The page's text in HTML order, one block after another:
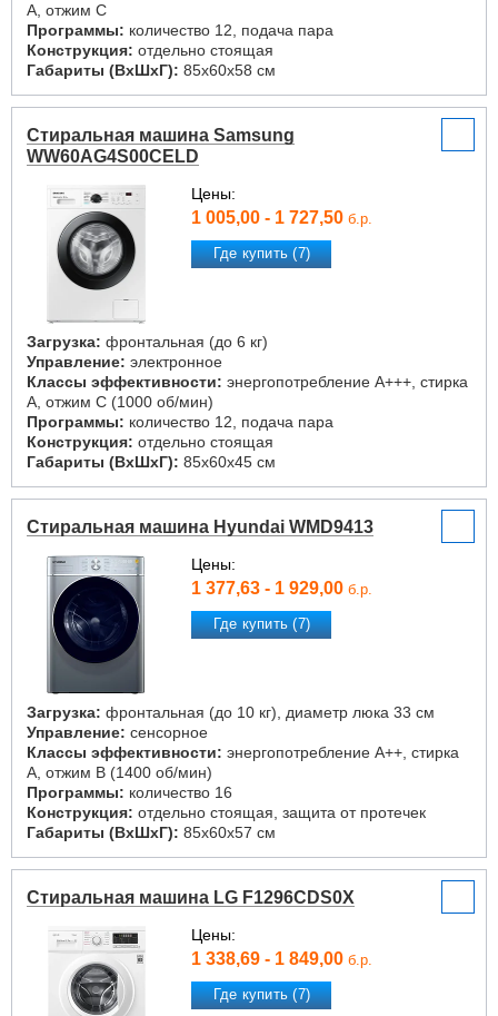
A, отжим C
Программы: количество 12, подача пара
Конструкция: отдельно стоящая
Габариты (ВxШxГ): 85x60x58 см
Стиральная машина Samsung
WW60AG4S00CELD
Цены:
1 005,00 - 1 727,50 б.р.
Где купить (7)
Загрузка: фронтальная (до 6 кг)
Управление: электронное
Классы эффективности: энергопотребление A+++, стирка
A, отжим C (1000 об/мин)
Программы: количество 12, подача пара
Конструкция: отдельно стоящая
Габариты (ВxШxГ): 85x60x45 см
Стиральная машина Hyundai WMD9413
Цены:
1 377,63 - 1 929,00 б.р.
Где купить (7)
Загрузка: фронтальная (до 10 кг), диаметр люка 33 см
Управление: сенсорное
Классы эффективности: энергопотребление A++, стирка
A, отжим B (1400 об/мин)
Программы: количество 16
Конструкция: отдельно стоящая, защита от протечек
Габариты (ВxШxГ): 85x60x57 см
Стиральная машина LG F1296CDS0X
Цены:
1 338,69 - 1 849,00 б.р.
Где купить (7)